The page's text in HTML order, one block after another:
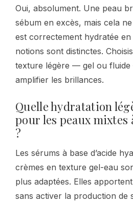
Oui, absolument. Une peau
sébum en excès, mais cela ne
est correctement hydratée en
notions sont distinctes.
texture légère — gel ou
amplifier les brillances.
Quelle hydratation
pour les peaux mixtes
?
Les sérums à base d’acide
crèmes en texture gel-eau
plus adaptées. Elles
sans activer la production de